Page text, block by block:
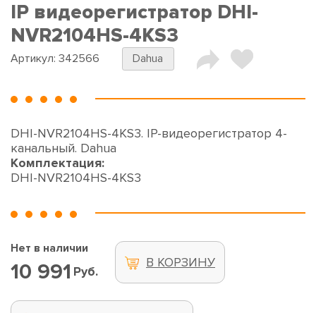
IP видеорегистратор DHI-
NVR2104HS-4KS3
Артикул: 342566 Dahua
DHI-NVR2104HS-4KS3. IP-видеорегистратор 4-
канальный. Dahua
Комплектация:
DHI-NVR2104HS-4KS3
Нет в наличии
10 991 Руб.
В КОРЗИНУ